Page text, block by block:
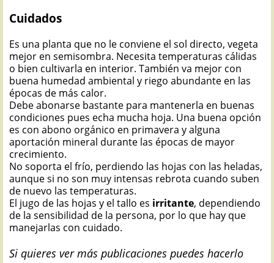
Cuidados
Es una planta que no le conviene el sol directo, vegeta
mejor en semisombra. Necesita temperaturas cálidas
o bien cultivarla en interior. También va mejor con
buena humedad ambiental y riego abundante en las
épocas de más calor.
Debe abonarse bastante para mantenerla en buenas
condiciones pues echa mucha hoja. Una buena opción
es con abono orgánico en primavera y alguna
aportación mineral durante las épocas de mayor
crecimiento.
No soporta el frío, perdiendo las hojas con las heladas,
aunque si no son muy intensas rebrota cuando suben
de nuevo las temperaturas.
El jugo de las hojas y el tallo es irritante, dependiendo
de la sensibilidad de la persona, por lo que hay que
manejarlas con cuidado.
Si quieres ver más publicaciones puedes hacerlo